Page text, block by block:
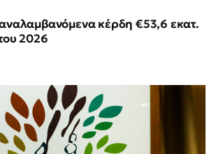
κέρδη €53,6 εκατ.
2026